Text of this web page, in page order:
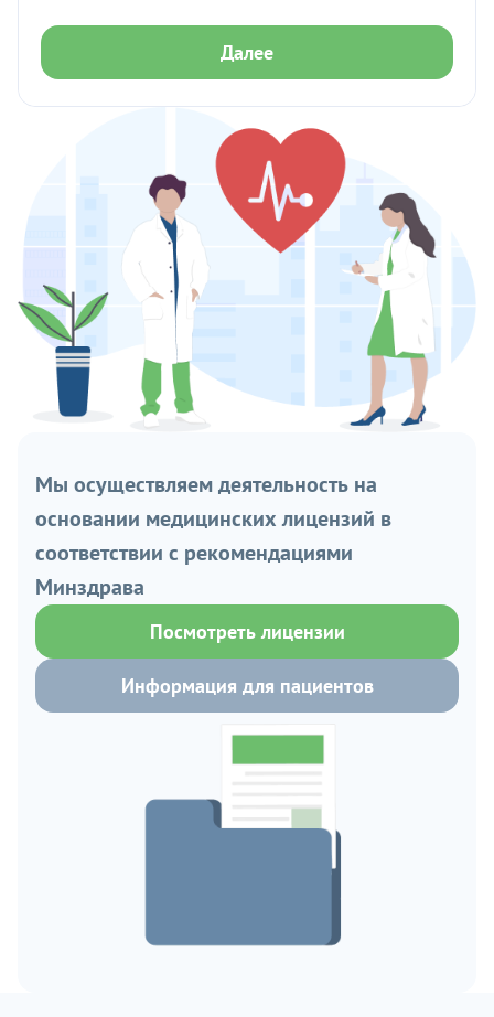
Далее
Мы осуществляем деятельность на
основании медицинских лицензий в
соответствии с рекомендациями
Минздрава
Посмотреть лицензии
Информация для пациентов